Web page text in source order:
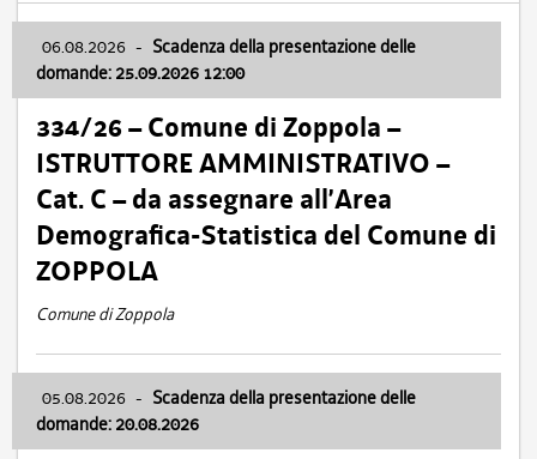
06.08.2026 - Scadenza della presentazione delle
domande: 25.09.2026 12:00
334/26 – Comune di Zoppola –
ISTRUTTORE AMMINISTRATIVO –
Cat. C – da assegnare all’Area
Demografica-Statistica del Comune di
ZOPPOLA
Comune di Zoppola
05.08.2026 - Scadenza della presentazione delle
domande: 20.08.2026